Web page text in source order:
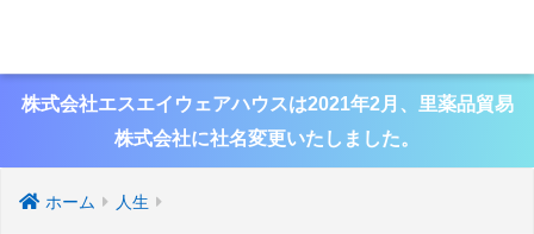
株式会社エスエイウェアハウスは2021年2月、里薬品貿易
株式会社に社名変更いたしました。
ホーム 人生